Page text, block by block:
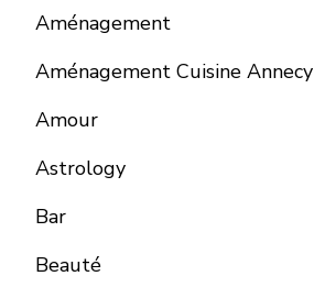
Aménagement
Aménagement Cuisine Annecy
Amour
Astrology
Bar
Beauté